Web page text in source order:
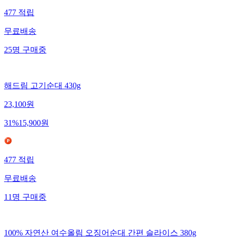
477적립
무료배송
25명구매중
해드림 고기순대 430g
23,100원
31%15,900원
477적립
무료배송
11명구매중
100% 자연산 여수올림 오징어순대 간편 슬라이스 380g